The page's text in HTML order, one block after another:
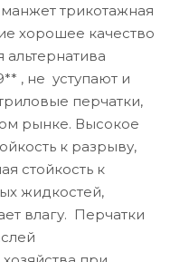
трикотажная
хорошее качество
, не уступают и
перчатки,
рынке. Высокое
к разрыву,
стойкость к
жидкостей,
влагу. Перчатки